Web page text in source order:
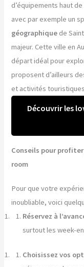
d’équipements haut
avec par exemple un
géographique de
majeur. Cette ville en
départ idéal pour
proposent d’ailleurs
et activités
Découvrir les
Conseils pour
room
Pour que votre
inoubliable, voici
Réservez à
surtout les week-
Choisissez vos